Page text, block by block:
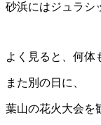
砂浜にはジュラシ
よく見ると、何体
また別の日に、
葉山の花火大会を